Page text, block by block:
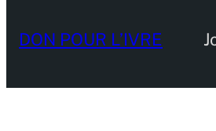
DON POUR L’IVRE